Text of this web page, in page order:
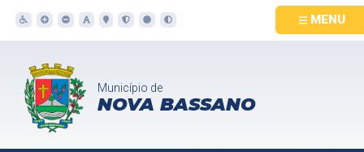
MENU
Município de
NOVA BASSANO